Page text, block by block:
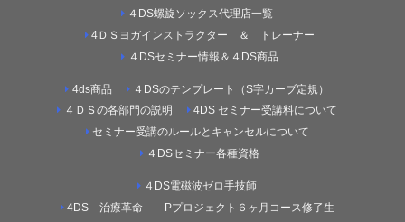
４DS螺旋ソックス代理店一覧
4ＤＳヨガインストラクター ＆ トレーナー
４DSセミナー情報＆４DS商品
4ds商品
４DSのテンプレート（S字カーブ定規）
４ＤＳの各部門の説明
4DS セミナー受講料について
セミナー受講のルールとキャンセルについて
４DSセミナー各種資格
４DS電磁波ゼロ手技師
4DS－治療革命－ Pプロジェクト６ヶ月コース修了生